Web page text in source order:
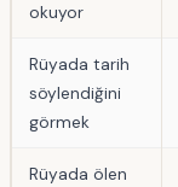
okuyor
Rüyada tarih
söylendiğini
görmek
Rüyada ölen